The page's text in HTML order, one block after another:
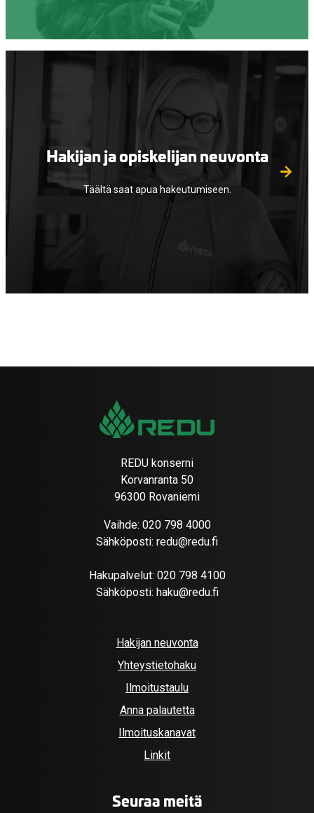
Hakijan ja opiskelijan neuvonta
Täältä saat apua hakeutumiseen.
REDU konserni
Korvanranta 50
96300 Rovaniemi
Vaihde: 020 798 4000
Sähköposti: redu@redu.fi
Hakupalvelut: 020 798 4100
Sähköposti: haku@redu.fi
Hakijan neuvonta
Yhteystietohaku
Ilmoitustaulu
Anna palautetta
Ilmoituskanavat
Linkit
Seuraa meitä